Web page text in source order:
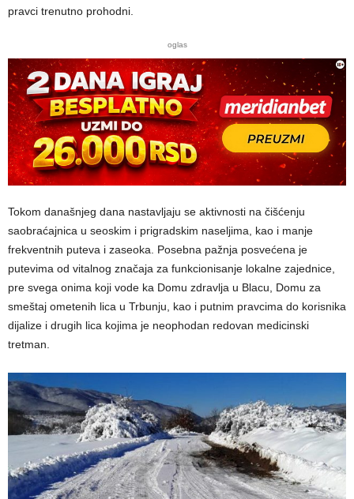
pravci trenutno prohodni.
oglas
Tokom današnjeg dana nastavljaju se aktivnosti na čišćenju
saobraćajnica u seoskim i prigradskim naseljima, kao i manje
frekventnih puteva i zaseoka. Posebna pažnja posvećena je
putevima od vitalnog značaja za funkcionisanje lokalne zajednice,
pre svega onima koji vode ka Domu zdravlja u Blacu, Domu za
smeštaj ometenih lica u Trbunju, kao i putnim pravcima do korisnika
dijalize i drugih lica kojima je neophodan redovan medicinski
tretman.